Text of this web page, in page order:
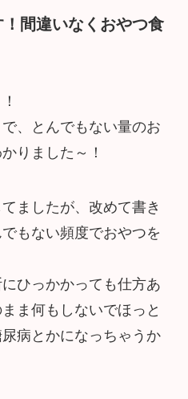
間違いなくおやつ食
、とんでもない量のお
りました～！
ましたが、改めて書き
もない頻度でおやつを
ひっかかっても仕方あ
ま何もしないでほっと
病とかになっちゃうか